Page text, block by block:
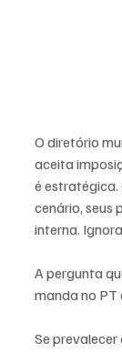
O diretório
aceita
é estratégica.
cenário, seus
interna.
A pergunta
manda no PT
Se